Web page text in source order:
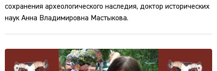
сохранения археологического наследия, доктор исторических
наук Анна Владимировна Мастыкова.